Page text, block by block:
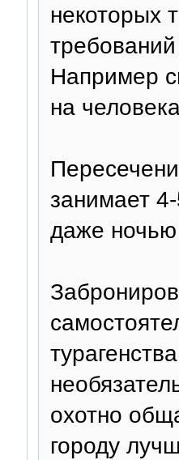
некоторых
Например
на
занимает
даже
охотно
городу